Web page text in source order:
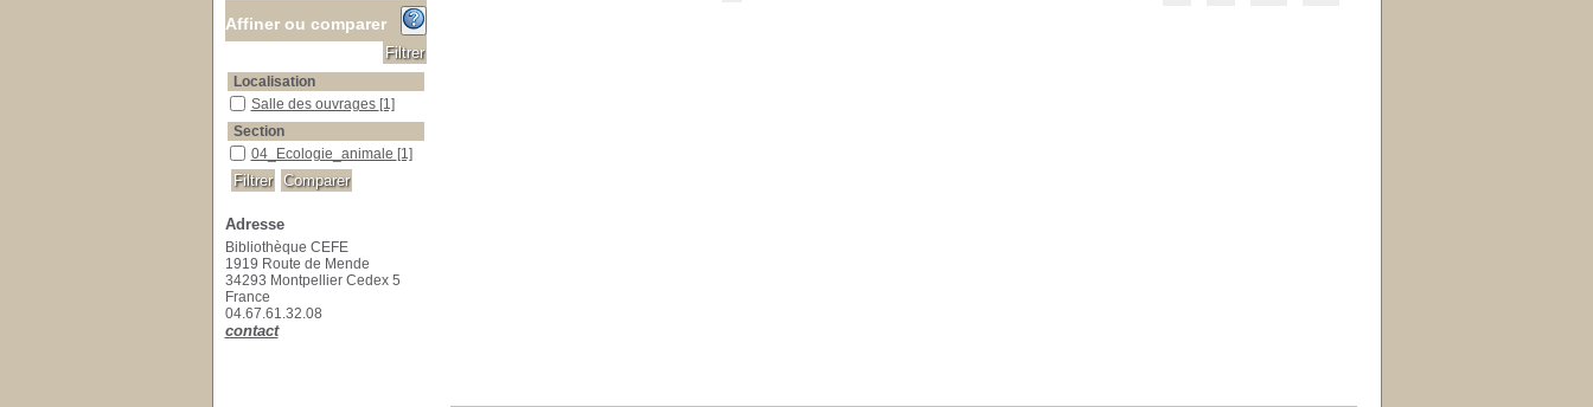
Affiner ou comparer
Localisation
Salle des ouvrages
Salle des ouvrages [1]
Section
04_Ecologie_animale
04_Ecologie_animale [1]
Adresse
Bibliothèque CEFE
1919 Route de Mende
34293 Montpellier Cedex 5
France
04.67.61.32.08
contact